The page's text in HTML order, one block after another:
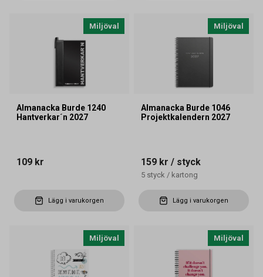
Miljöval
Almanacka Burde 1240
Hantverkar´n 2027
109 kr
Lägg i varukorgen
Miljöval
Almanacka Burde 1046
Projektkalendern 2027
159 kr / styck
5 styck / kartong
Lägg i varukorgen
Miljöval Miljöval